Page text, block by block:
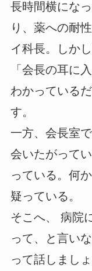
長時間横にな
り、薬への耐
イ科長。しか
「会長の耳に
わかっている
す。
一方、会長室
会いたがって
っている。何
疑っている。
そこへ、 病院
って、と言い
って話しまし